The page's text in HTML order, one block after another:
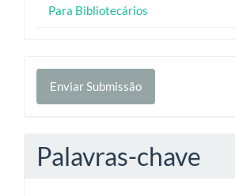
Para Bibliotecários
Enviar
Submissão
Enviar Submissão
Palavras-chave